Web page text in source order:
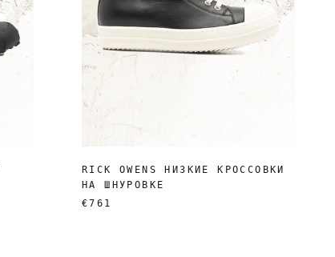
RICK OWENS НИЗКИЕ КРОССОВКИ
НА ШНУРОВКЕ
€761